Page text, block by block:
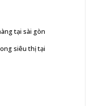
tại sài gòn
siêu thị tại